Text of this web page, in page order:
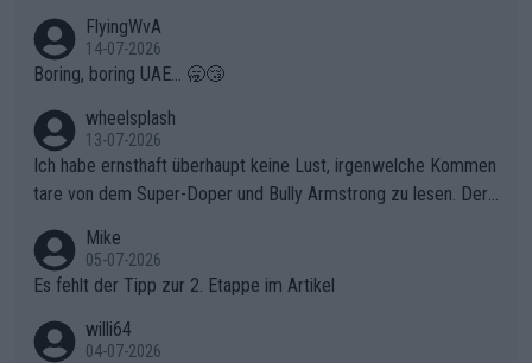
FlyingWvA
14-07-2026
Boring, boring UAE... 🥱😴
wheelsplash
13-07-2026
Ich habe ernsthaft überhaupt keine Lust, irgenwelche Kommen
tare von dem Super-Doper und Bully Armstrong zu lesen. Der
r die gehört nicht in dieses Medium!
Mike
05-07-2026
Es fehlt der Tipp zur 2. Etappe im Artikel
willi64
04-07-2026